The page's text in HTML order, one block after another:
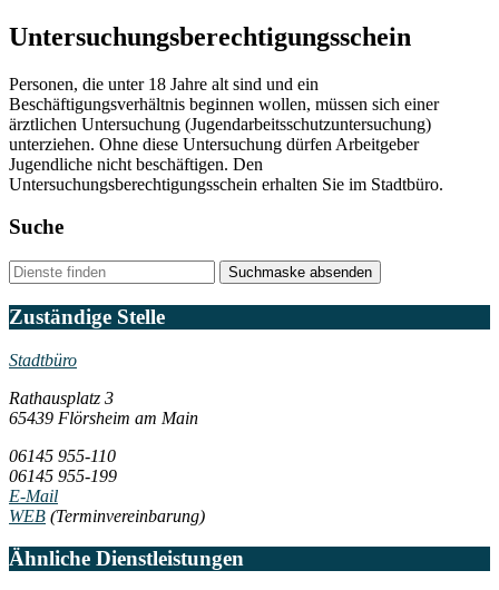
Untersuchungsberechtigungsschein
Personen, die unter 18 Jahre alt sind und ein
Beschäftigungsverhältnis beginnen wollen, müssen sich einer
ärztlichen Untersuchung (Jugendarbeitsschutzuntersuchung)
unterziehen. Ohne diese Untersuchung dürfen Arbeitgeber
Jugendliche nicht beschäftigen. Den
Untersuchungsberechtigungsschein erhalten Sie im Stadtbüro.
Suche
Suchmaske absenden
Zuständige Stelle
Stadtbüro
Rathausplatz 3
65439 Flörsheim am Main
06145 955-110
06145 955-199
E-Mail
WEB (Terminvereinbarung)
Ähnliche Dienstleistungen